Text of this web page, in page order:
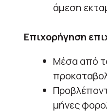
άμεση
Επιχορήγηση
Μέσα από
μήνες